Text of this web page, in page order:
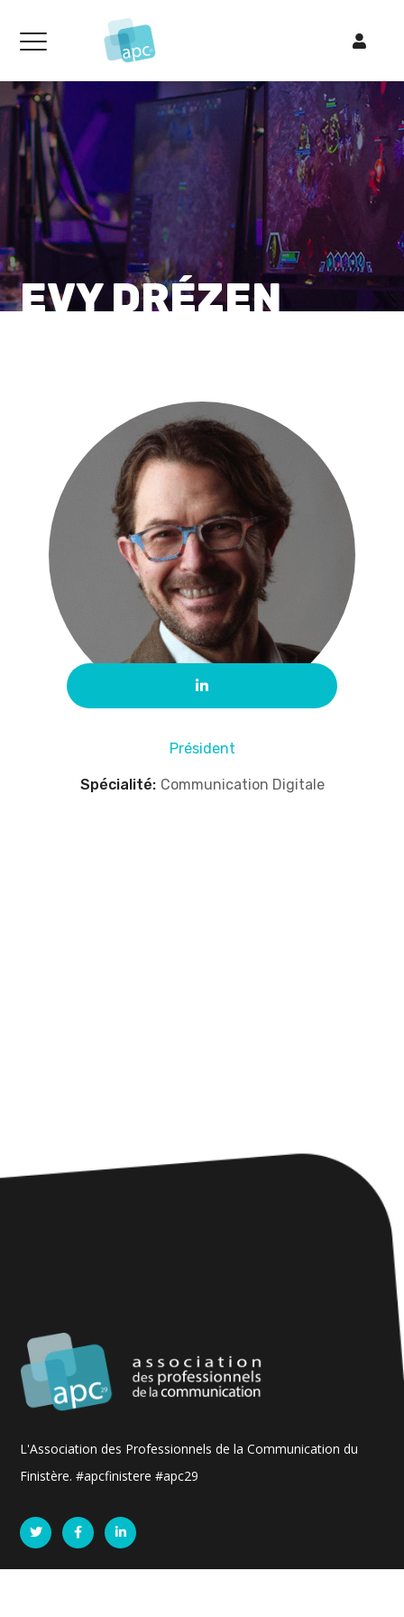
EVY DRÉZEN
Président
Spécialité: Communication Digitale
L'Association des Professionnels de la Communication du
Finistère. #apcfinistere #apc29